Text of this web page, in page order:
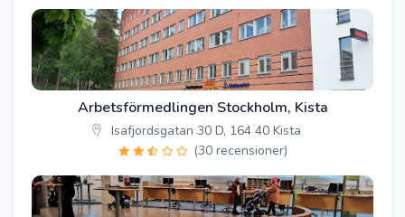
Arbetsförmedlingen Stockholm, Kista
Isafjordsgatan 30 D, 164 40 Kista
(30 recensioner)